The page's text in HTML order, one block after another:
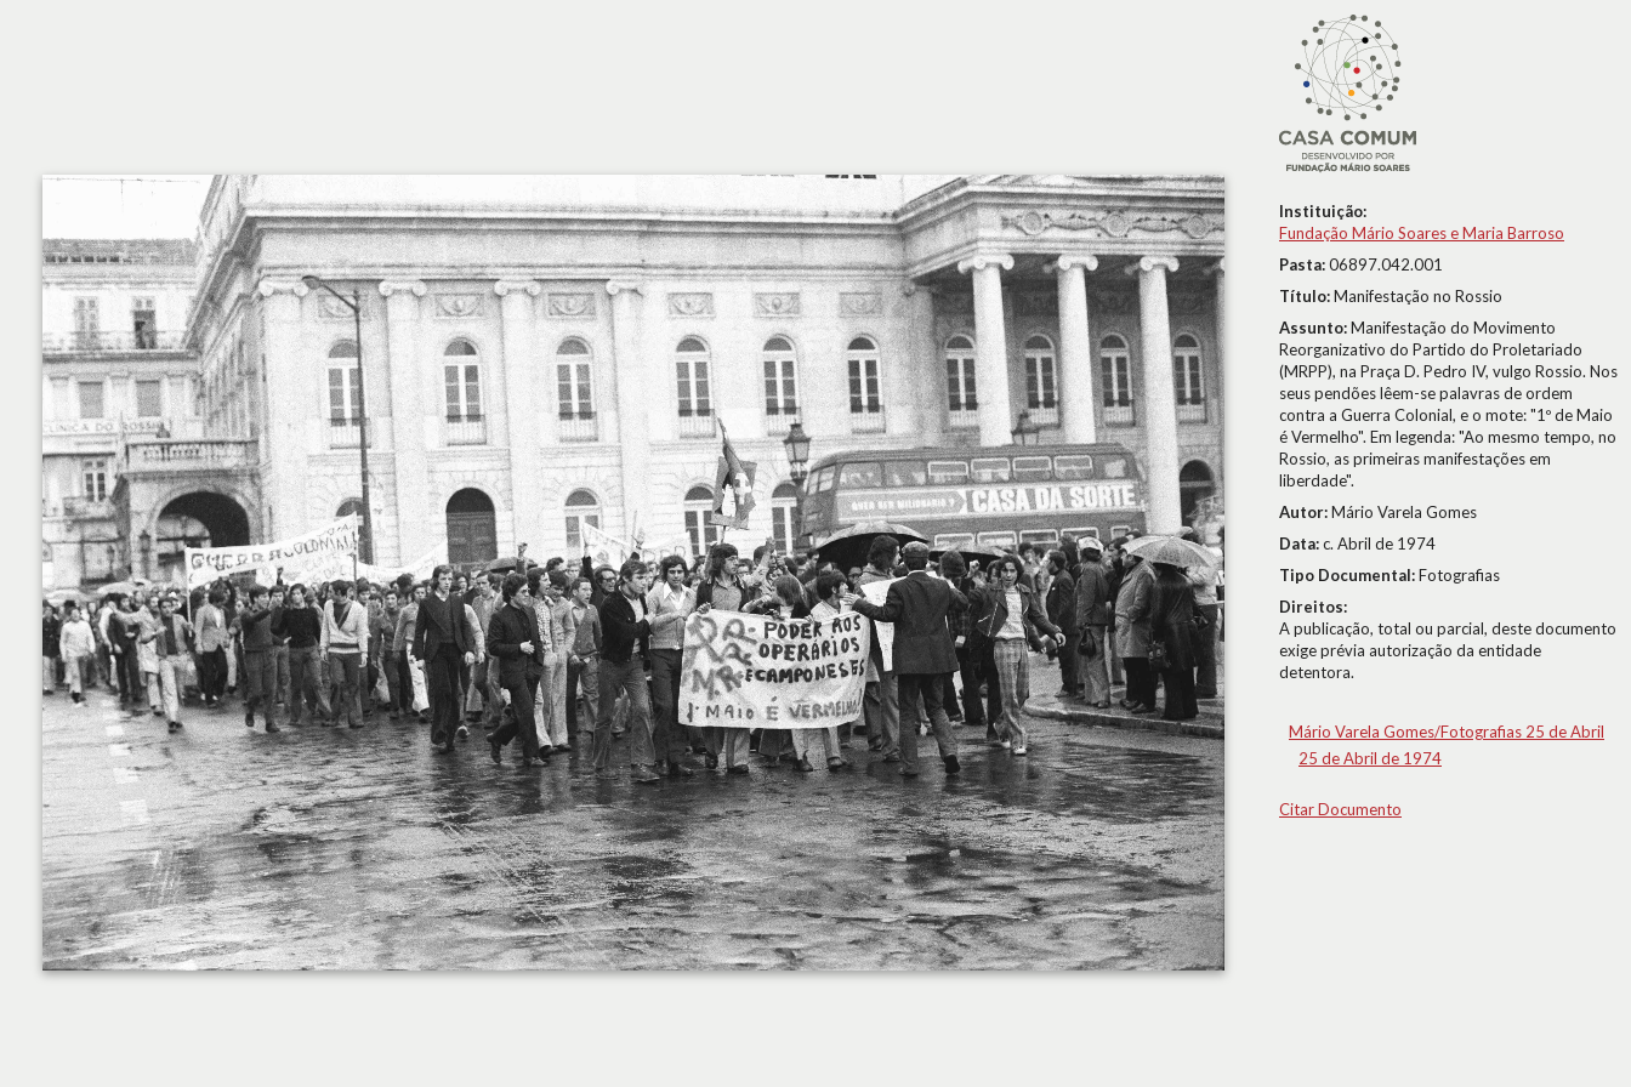
Instituição:
Fundação Mário Soares e Maria Barroso
Pasta:06897.042.001
Título:Manifestação no Rossio
Assunto:Manifestação do Movimento
Reorganizativo do Partido do Proletariado
(MRPP), na Praça D. Pedro IV, vulgo Rossio. Nos
seus pendões lêem-se palavras de ordem
contra a Guerra Colonial, e o mote: "1º de Maio
é Vermelho". Em legenda: "Ao mesmo tempo, no
Rossio, as primeiras manifestações em
liberdade".
Autor:Mário Varela Gomes
Data:c. Abril de 1974
Tipo Documental:Fotografias
Direitos:
A publicação, total ou parcial, deste documento
exige prévia autorização da entidade
detentora.
Mário Varela Gomes/Fotografias 25 de Abril
25 de Abril de 1974
Citar Documento